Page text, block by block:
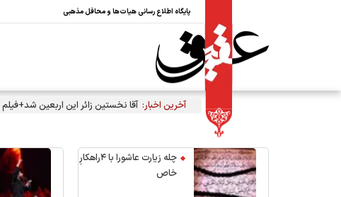
پایگاه اطلاع رسانی هیات‌ها و محافل مذهبی
آخرین اخبار: آقا نخستین زائر این اربعین شد+فیلم
چله زیارت عاشورا با ۴راهکارِ
خاص